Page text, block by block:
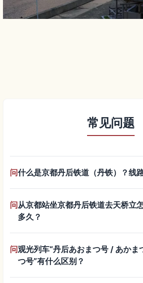
常见问题
问什么是京都丹后铁道（丹铁）？线
问从京都站坐京都丹后铁道去天桥立
多久？
问观光列车“丹后あおまつ号 / あかま
つ号”有什么区别？